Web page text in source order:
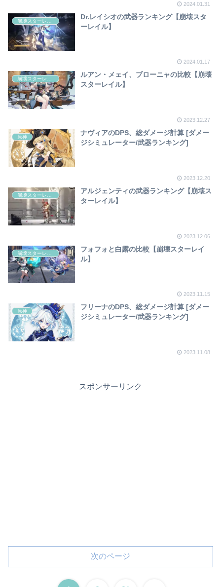
2024.01.31
Dr.レイシオの武器ランキング【崩壊スタ
ーレイル】
2024.01.17
崩壊スターレイル
ルアン・メェイ、ブローニャの比較【崩壊
スターレイル】
2023.12.27
原神
ナヴィアのDPS、総ダメージ計算 [ダメー
ジシミュレーター/武器ランキング]
2023.12.20
アルジェンティの武器ランキング【崩壊ス
ターレイル】
2023.12.06
フォフォと白露の比較【崩壊スターレイ
ル】
2023.11.15
原神
フリーナのDPS、総ダメージ計算 [ダメー
ジシミュレーター/武器ランキング]
2023.11.08
スポンサーリンク
次のページ